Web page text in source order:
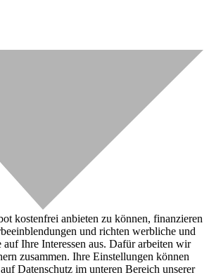
kostenfrei anbieten zu können, finanzieren
und richten werbliche und
Ihre Interessen aus. Dafür arbeiten wir
zusammen. Ihre Einstellungen können
Datenschutz im unteren Bereich unserer